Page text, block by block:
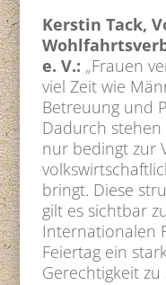
Kerstin Tack,
e. V.: „Frauen
viel Zeit wie
Betreuung und
Dadurch
nur bedingt zur
bringt. Diese
gilt es sichtbar
Internationalen
Feiertag ein
Gerechtigkeit zu